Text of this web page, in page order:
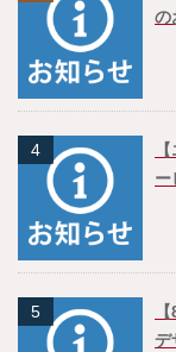
の
4
ー
5
デ